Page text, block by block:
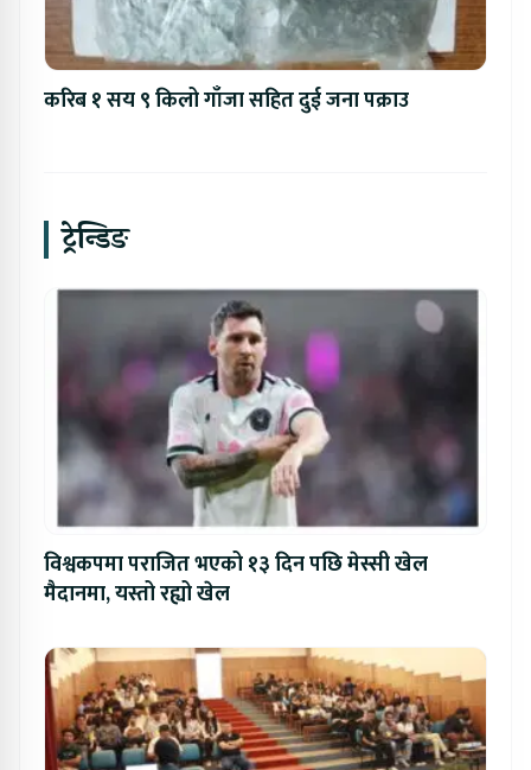
करिब १ सय ९ किलो गाँजा सहित दुई जना पक्राउ
ट्रेन्डिङ
विश्वकपमा पराजित भएको १३ दिन पछि मेस्सी खेल
मैदानमा, यस्तो रह्यो खेल